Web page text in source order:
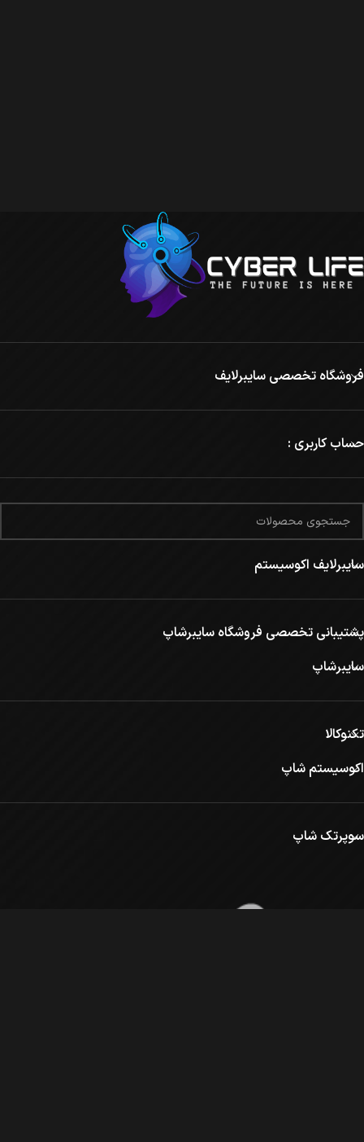
فروشگاه تخصصی سایبرلایف
حساب کاربری :
سایبرلایف اکوسیستم
پشتیبانی تخصصی فروشگاه سایبرشاپ
سایبرشاپ
تکنوکالا
اکوسیستم شاپ
سوپرتک شاپ